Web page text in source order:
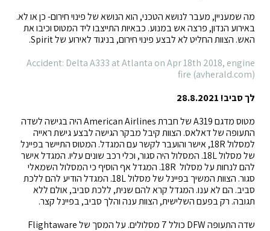
מה שמעניין, מעבר לנושא הטכני, הוא הנושא של פינוי חירום- כן או לא.
באירוע הנדון, פרצה אש במנוע. כבאיות התייצבו ליד המטוס וכיבו את
האש. הצוות החליט לא לבצע פינוי חירום, בניגוד לאירוע של Spirit.
Accident: Delta A333 at Atlanta on Apr 18th 2018, engine
fire (avherald.com)
לך סביב! 28.8.2021
מטוס מדגם A319 של חברת American Airlines היה בגישה לשדה
התעופה של דאלאס. הצוות קיבל מבקר הגישה לבצע גישת ראייה
למסלול 18R, אישר והועבר לקשר עם המגדל. המטוס התיישר בפיינל
של מסלול 18L. המסלול היה סגור, וכלי רכב שונים עליו. המגדל אישר
להם לנחות על מסלול 18R. המגדל אף הוסיף כי המסלול השמאלי
סגור. הצוות המשיך בפיינל של מסלול 18L. המגדל הודיע להם ללכת
סביב. הם לא ענו. המגדל קרא להם שנית, ללכת סביב, אולם ללא
תגובה. רק בפעם השלישית, הצוות ענה והלך סביב, בפיינל קצר.
שדה התעופה DFW כולל 7 מסלולים. על המסך של Flightaware